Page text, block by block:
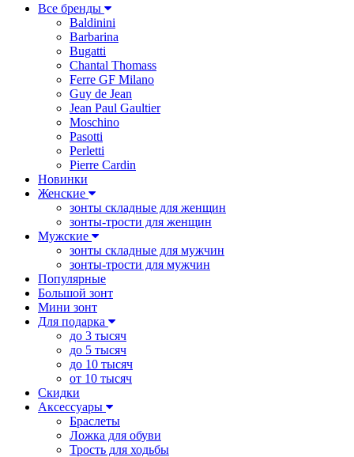
Все бренды
Baldinini
Barbarina
Bugatti
Chantal Thomass
Ferre GF Milano
Guy de Jean
Jean Paul Gaultier
Moschino
Pasotti
Perletti
Pierre Cardin
Новинки
Женские
зонты складные для женщин
зонты-трости для женщин
Мужские
зонты складные для мужчин
зонты-трости для мужчин
Популярные
Большой зонт
Мини зонт
Для подарка
до 3 тысяч
до 5 тысяч
до 10 тысяч
от 10 тысяч
Скидки
Аксессуары
Браслеты
Ложка для обуви
Трость для ходьбы